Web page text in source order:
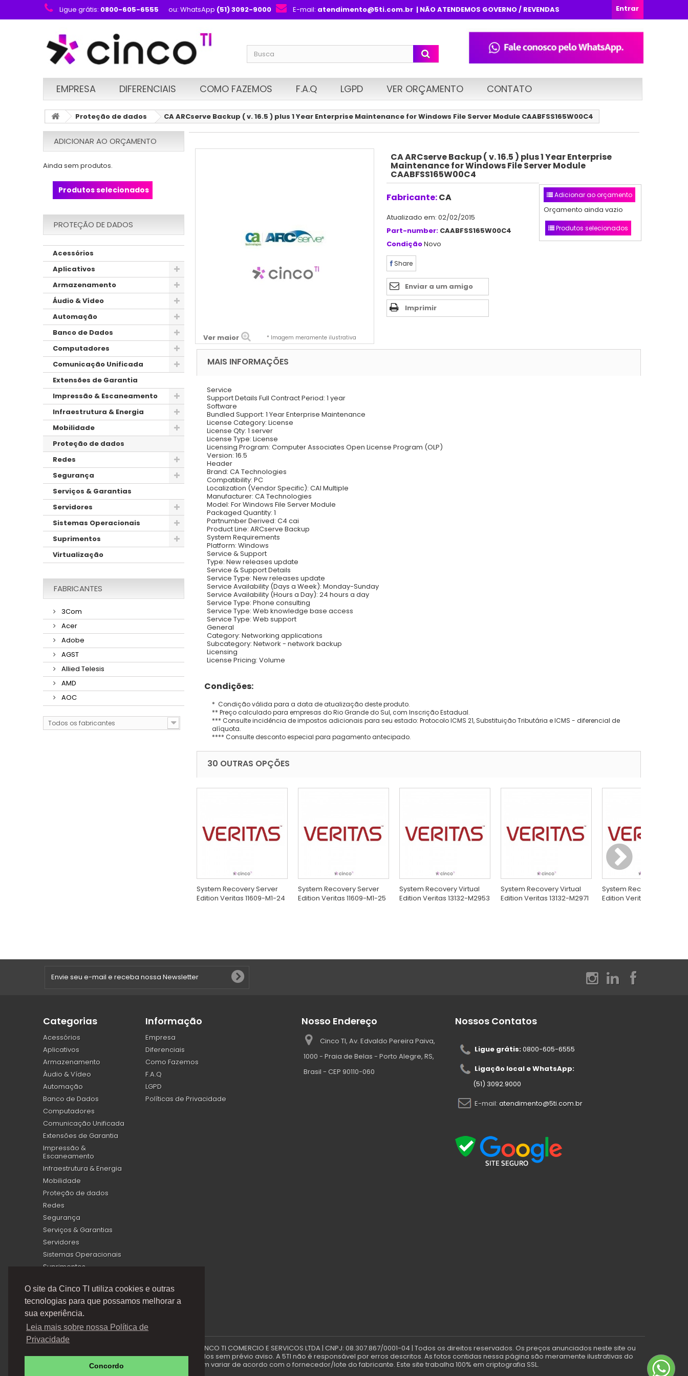
O site da Cinco TI utiliza cookies e outras
tecnologias para que possamos melhorar a
sua experiência.
Leia mais sobre nossa Política de
Privacidade
Concordo
Entrar
Ligue grátis: 0800-605-6555 ou: WhatsApp (51) 3092-9000 E-mail: atendimento@5ti.com.br| NÃO ATENDEMOS GOVERNO / REVENDAS
EMPRESA DIFERENCIAIS COMO FAZEMOS F.A.Q LGPD VER ORÇAMENTO CONTATO
Proteção de dados CA ARCserve Backup ( v. 16.5 ) plus 1 Year Enterprise Maintenance for Windows File Server Module CAABFSS165W00C4
ADICIONAR AO ORÇAMENTO
Ainda sem produtos.
Produtos selecionados
PROTEÇÃO DE DADOS
Acessórios
Aplicativos
Armazenamento
Áudio & Vídeo
Automação
Banco de Dados
Computadores
Comunicação Unificada
Extensões de Garantia
Impressão & Escaneamento
Infraestrutura & Energia
Mobilidade
Proteção de dados
Redes
Segurança
Serviços & Garantias
Servidores
Sistemas Operacionais
Suprimentos
Virtualização
FABRICANTES
3Com
Acer
Adobe
AGST
Allied Telesis
AMD
AOC
Todos os fabricantes
Ver maior * Imagem meramente ilustrativa
CA ARCserve Backup ( v. 16.5 ) plus 1 Year Enterprise
Maintenance for Windows File Server Module
CAABFSS165W00C4
Fabricante:CA
Atualizado em: 02/02/2015
Part-number: CAABFSS165W00C4
CondiçãoNovo
Share
Enviar a um amigo
Imprimir
Adicionar ao orçamento
Orçamento ainda vazio
Produtos selecionados
MAIS INFORMAÇÕES
Service
Support Details Full Contract Period: 1 year
Software
Bundled Support: 1 Year Enterprise Maintenance
License Category: License
License Qty: 1 server
License Type: License
Licensing Program: Computer Associates Open License Program (OLP)
Version: 16.5
Header
Brand: CA Technologies
Compatibility: PC
Localization (Vendor Specific): CAI Multiple
Manufacturer: CA Technologies
Model: For Windows File Server Module
Packaged Quantity: 1
Partnumber Derived: C4 cai
Product Line: ARCserve Backup
System Requirements
Platform: Windows
Service & Support
Type: New releases update
Service & Support Details
Service Type: New releases update
Service Availability (Days a Week): Monday-Sunday
Service Availability (Hours a Day): 24 hours a day
Service Type: Phone consulting
Service Type: Web knowledge base access
Service Type: Web support
General
Category: Networking applications
Subcategory: Network - network backup
Licensing
License Pricing: Volume
Condições:
* Condição válida para a data de atualização deste produto.
** Preço calculado para empresas do Rio Grande do Sul, com Inscrição Estadual.
*** Consulte incidência de impostos adicionais para seu estado: Protocolo ICMS 21, Substituição Tributária e ICMS - diferencial de
alíquota.
**** Consulte desconto especial para pagamento antecipado.
30 OUTRAS OPÇÕES
System Recovery Server
Edition Veritas 11609-M1-24
System Recovery Server
Edition Veritas 11609-M1-25
System Recovery Virtual
Edition Veritas 13132-M2953
System Recovery Virtual
Edition Veritas 13132-M2971
System Recovery Virtual
Edition Veritas 13132-
Categorias
Acessórios
Aplicativos
Armazenamento
Áudio & Vídeo
Automação
Banco de Dados
Computadores
Comunicação Unificada
Extensões de Garantia
Impressão &
Escaneamento
Infraestrutura & Energia
Mobilidade
Proteção de dados
Redes
Segurança
Serviços & Garantias
Servidores
Sistemas Operacionais
Suprimentos
Informação
Empresa
Diferenciais
Como Fazemos
F.A.Q
LGPD
Políticas de Privacidade
A Cinco TI (5TI) é uma marca registrada de CINCO TI COMERCIO E SERVICOS LTDA | CNPJ: 08.307.867/0001-04 | Todos os direitos reservados. Os preços anunciados neste site ou
via e-mails promocionais podem ser alterados sem prévio aviso. A 5TI não é responsável por erros descritos. As fotos contidas nessa página são meramente ilustrativas do
produto e podem variar de acordo com o fornecedor/lote do fabricante. Este site trabalha 100% em criptografia SSL.
Nosso Endereço
Cinco TI, Av. Edvaldo Pereira Paiva,
1000 - Praia de Belas - Porto Alegre, RS,
Brasil - CEP 90110-060
Nossos Contatos
Ligue grátis:0800-605-6555
Ligação local e WhatsApp:
(51) 3092.9000
E-mail: atendimento@5ti.com.br